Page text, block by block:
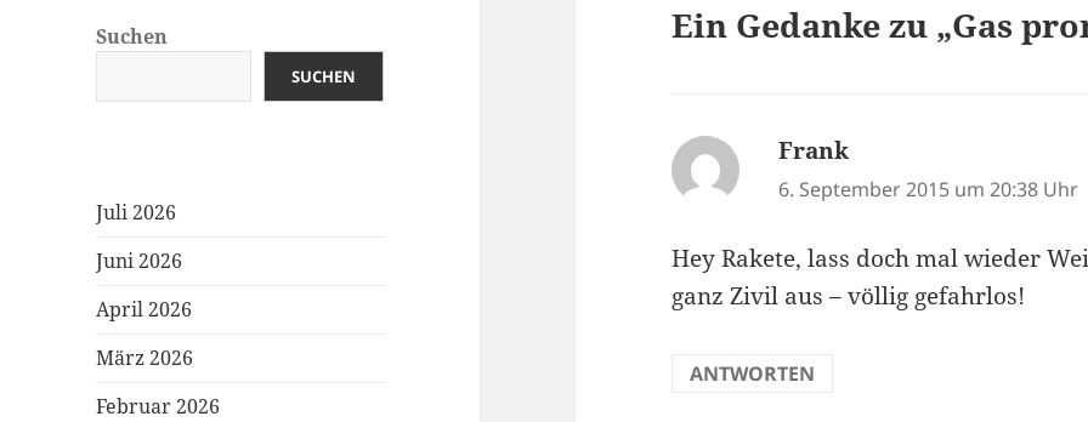
Suchen
SUCHEN
Juli 2026
Juni 2026
April 2026
März 2026
Februar 2026
Ein Gedanke zu „Gas
Frank
6. September 2015 um 20:38 Uhr
Hey Rakete, lass doch mal wieder
ganz Zivil aus – völlig gefahrlos!
ANTWORTEN